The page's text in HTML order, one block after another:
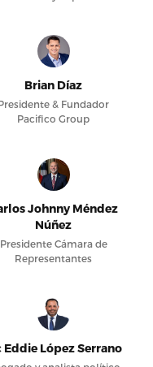
Brian Díaz
& Fundador
Pacifico Group
Johnny Méndez
Núñez
Presidente Cámara de
Representantes
Eddie López Serrano